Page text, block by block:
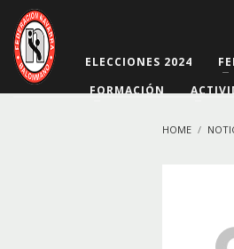
ELECCIONES 2024
FORMACIÓN
HOME